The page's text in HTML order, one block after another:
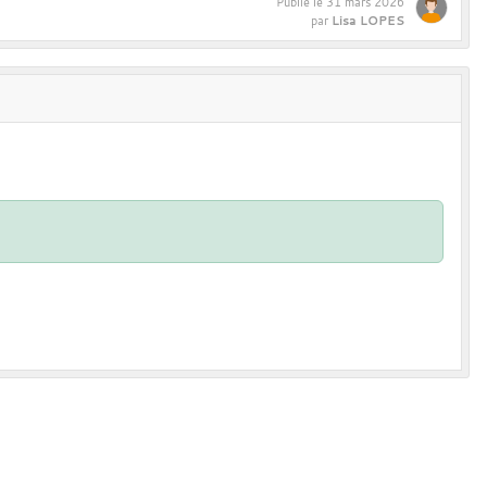
par Lisa LOPES